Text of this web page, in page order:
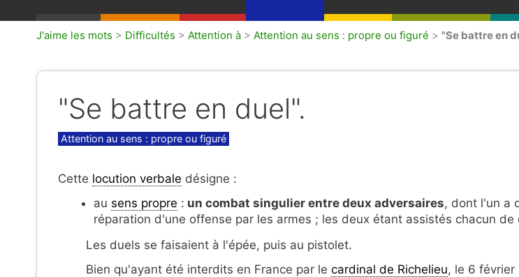
J'aime les mots > Difficultés > Attention à > Attention au sens : propre ou figuré > "Se battre en
"Se battre en duel".
Catégories
Attention au sens : propre ou figuré
Cette locution verbale désigne :
au sens propre : un combat singulier entre deux adversaires, dont l'un a
réparation d'une offense par les armes ; les deux étant assistés chacun de
Les duels se faisaient à l'épée, puis au pistolet.
Bien qu'ayant été interdits en France par le cardinal de Richelieu, le 6 février